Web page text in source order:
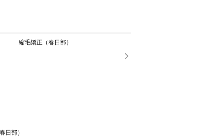
縮毛矯正（春日部）
日部）